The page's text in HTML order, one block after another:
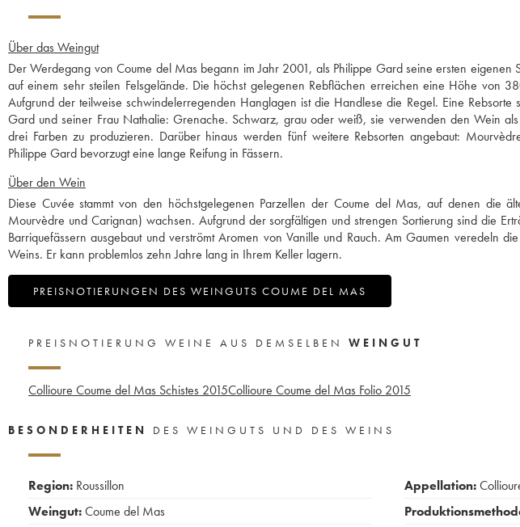
Über das Weingut
Der Werdegang von Coume del Mas begann im Jahr 2001, als Philippe Gard seine ersten eigenen
auf einem sehr steilen Felsgelände. Die höchst gelegenen Rebflächen erreichen eine Höhe von
Aufgrund der teilweise schwindelerregenden Hanglagen ist die Handlese die Regel. Eine Rebsorte
Gard und seiner Frau Nathalie: Grenache. Schwarz, grau oder weiß, sie verwenden den Wein
drei Farben zu produzieren. Darüber hinaus werden fünf weitere Rebsorten angebaut:
Philippe Gard bevorzugt eine lange Reifung in Fässern.
Über den Wein
Diese Cuvée stammt von den höchstgelegenen Parzellen der Coume del Mas, auf denen die
Mourvèdre und Carignan) wachsen. Aufgrund der sorgfältigen und strengen Sortierung sind die
Barriquefässern ausgebaut und verströmt Aromen von Vanille und Rauch. Am Gaumen veredeln
Weins. Er kann problemlos zehn Jahre lang in Ihrem Keller lagern.
PREISNOTIERUNGEN DES WEINGUTS COUME DEL MAS
PREISNOTIERUNG WEINE AUS DEMSELBEN WEINGUT
Collioure Coume del Mas Schistes 2015Collioure Coume del Mas Folio 2015
BESONDERHEITEN DES WEINGUTS UND DES WEINS
Region: Roussillon
Weingut:Coume del Mas
Appellation: